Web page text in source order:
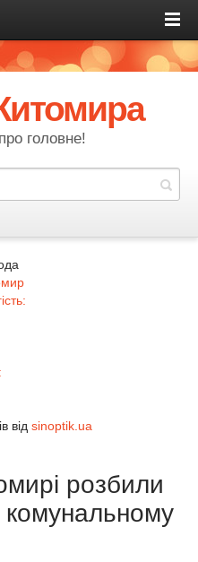
головне!
від sinoptik.ua
розбили
комунальному